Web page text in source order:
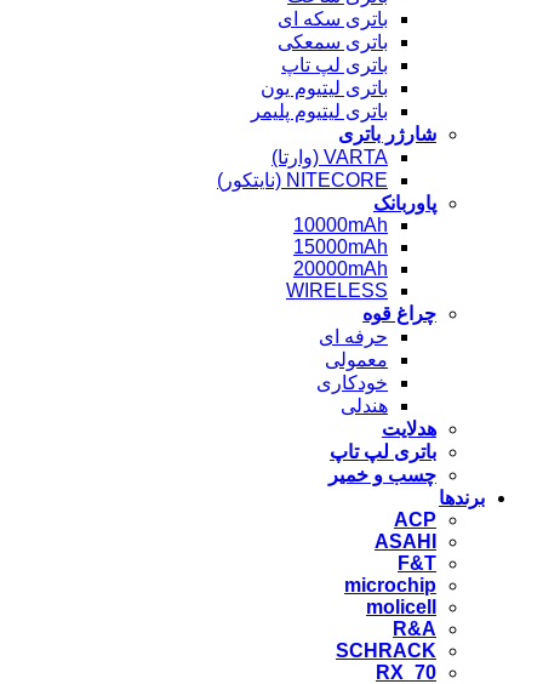
باتری سکه ای
باتری سمعکی
باتری لپ تاپ
باتری لیتیوم یون
باتری لیتیوم پلیمر
شارژر باتری
VARTA (وارتا)
NITECORE (نایتکور)
پاوربانک
10000mAh
15000mAh
20000mAh
WIRELESS
چراغ قوه
حرفه ای
معمولی
خودکاری
هندلی
هدلایت
باتری لپ تاپ
چسب و خمیر
برندها
ACP
ASAHI
F&T
microchip
molicell
R&A
SCHRACK
RX_70